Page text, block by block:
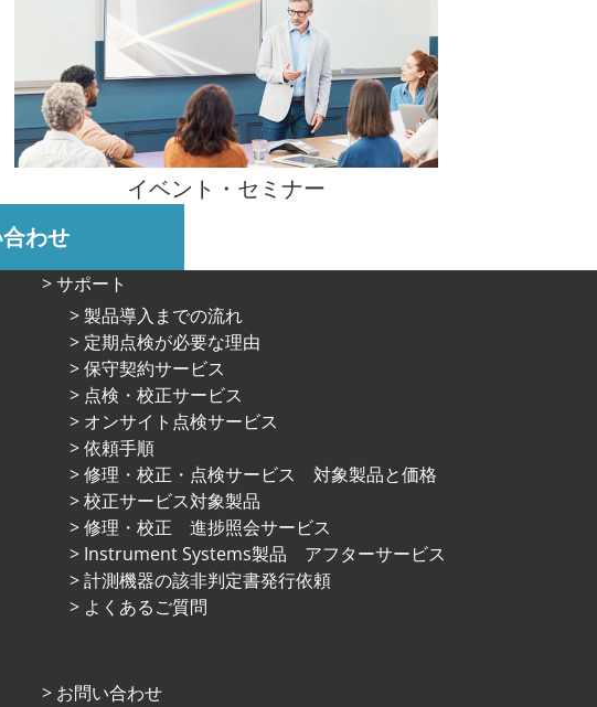
イベント・ セミナー
わせ
サポート
製品導入までの流れ
定期点検が必要な理由
保守契約サービス
点検・校正サービス
オンサイト点検サービス
依頼手順
修理・校正・点検サービス 対象製品と価格
校正サービス対象製品
修理・校正 進捗照会サービス
Instrument Systems製品 アフターサービス
計測機器の該非判定書発行依頼
よくあるご質問
お問い合わせ